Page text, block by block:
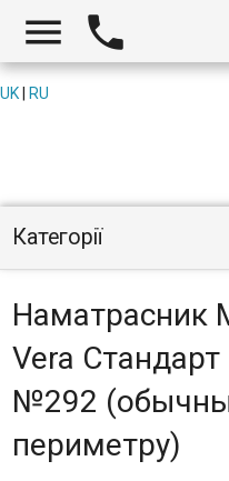
 
UK RU
Категорії
Наматрасник
Vera
№292
периметру)